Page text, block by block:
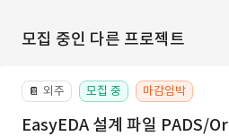
모집 중인 다른 프로젝트
📔 외주 모집 중 마감임박
EasyEDA 설계 파일 PADS/